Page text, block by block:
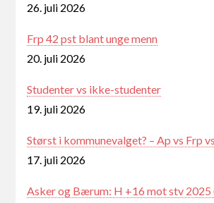
26. juli 2026
Frp 42 pst blant unge menn
20. juli 2026
Studenter vs ikke-studenter
19. juli 2026
Størst i kommunevalget? – Ap vs Frp
17. juli 2026
Asker og Bærum: H +16 mot stv 2025